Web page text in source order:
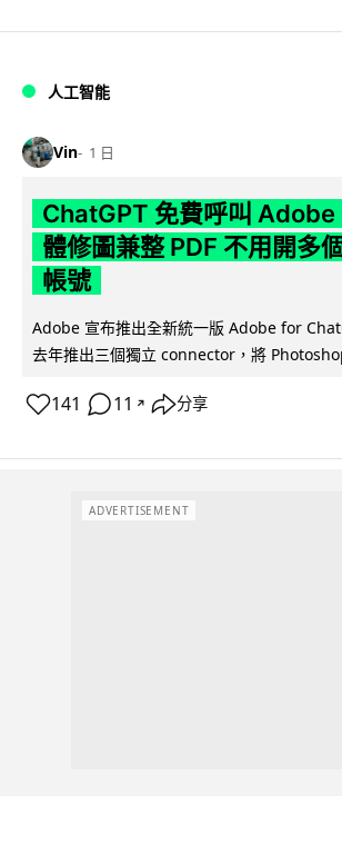
人工智能
Vin 1 日
ChatGPT 免費呼叫 Adobe
體修圖兼整 PDF 不用開多
帳號
Adobe 宣布推出全新統一版 Adobe for
去年推出三個獨立 connector，將
141 11 ↗ 分享
ADVERTISEMENT